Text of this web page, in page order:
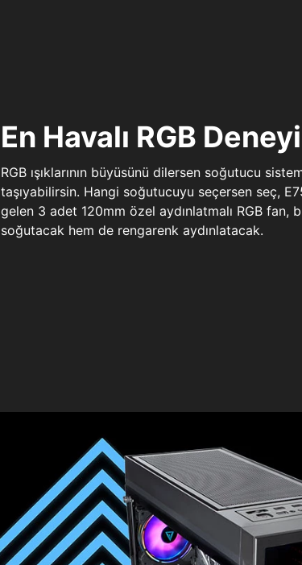
En Havalı RGB
RGB ışıklarının büyüsünü dilersen soğutucu
taşıyabilirsin. Hangi soğutucuyu seçersen seç,
gelen 3 adet 120mm özel aydınlatmalı RGB fan,
soğutacak hem de rengarenk aydınlatacak.